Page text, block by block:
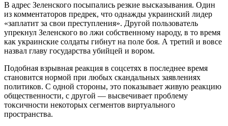
В адрес Зеленского посыпались резкие высказывания. Один
из комментаторов предрек, что однажды украинский лидер
«заплатит за свои преступления». Другой пользователь
упрекнул Зеленского во лжи собственному народу, в то время
как украинские солдаты гибнут на поле боя. А третий и вовсе
назвал главу государства убийцей и вором.
Подобная взрывная реакция в соцсетях в последнее время
становится нормой при любых скандальных заявлениях
политиков. С одной стороны, это показывает живую реакцию
общественности, с другой — высвечивает проблему
токсичности некоторых сегментов виртуального
пространства.